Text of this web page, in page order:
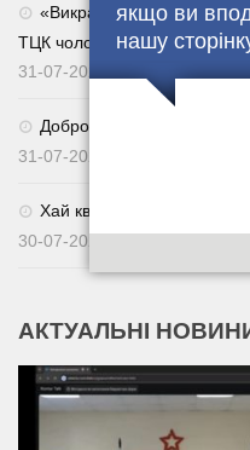
якщо ви
нашу
«Викрадатиму їхніх
ТЦК чоловік отримав п’ять
31-07-2026
Добровільне повернення
31-07-2026
Хай квітне українське
30-07-2026
АКТУАЛЬНІ